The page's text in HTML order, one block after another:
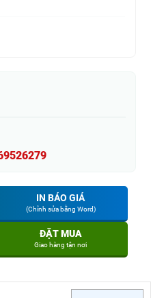
IN BÁO GIÁ
(Chỉnh sửa bằng Word)
ĐẶT MUA
Giao hàng tận nơi